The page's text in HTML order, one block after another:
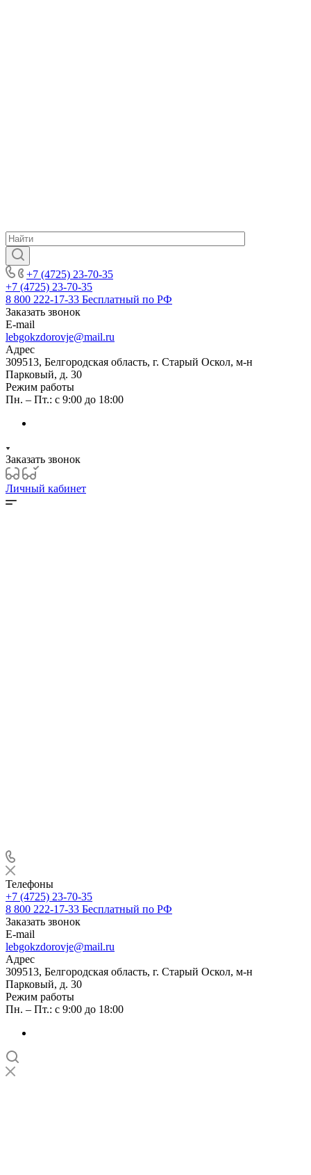
+7 (4725) 23-70-35
+7 (4725) 23-70-35
8 800 222-17-33 Бесплатный по РФ
Заказать звонок
E-mail
lebgokzdorovje@mail.ru
Адрес
309513, Белгородская область, г. Старый Оскол, м-н
Парковый, д. 30
Режим работы
Пн. – Пт.: с 9:00 до 18:00
Заказать звонок
Личный кабинет
Телефоны
+7 (4725) 23-70-35
8 800 222-17-33 Бесплатный по РФ
Заказать звонок
E-mail
lebgokzdorovje@mail.ru
Адрес
309513, Белгородская область, г. Старый Оскол, м-н
Парковый, д. 30
Режим работы
Пн. – Пт.: с 9:00 до 18:00